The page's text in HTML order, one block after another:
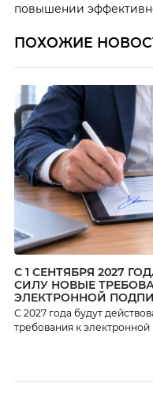
повышении
ПОХОЖИЕ
С 1 СЕНТЯБРЯ 2027
СИЛУ НОВЫЕ
ЭЛЕКТРОННОЙ
С 2027 года будут
требования к электронной